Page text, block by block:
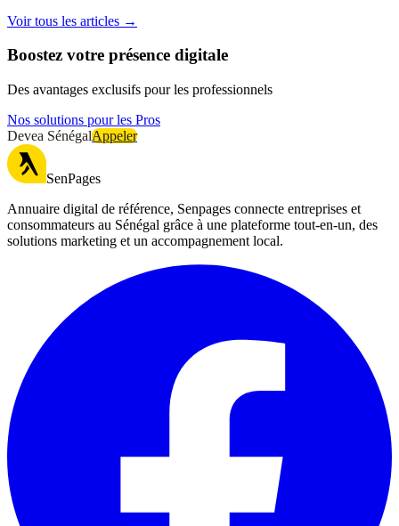
Voir tous les articles →
Boostez votre présence digitale
Des avantages exclusifs pour les professionnels
Nos solutions pour les Pros
Devea SénégalAppeler
SenPages
Annuaire digital de référence, Senpages connecte entreprises et
consommateurs au Sénégal grâce à une plateforme tout-en-un, des
solutions marketing et un accompagnement local.